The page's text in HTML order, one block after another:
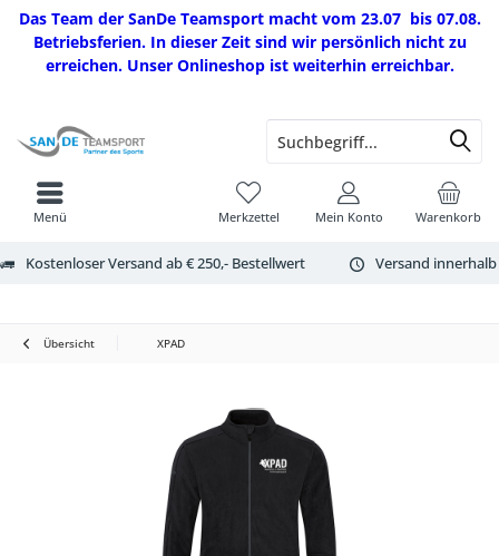
Das Team der SanDe Teamsport macht vom 23.07 bis 07.08.
Betriebsferien. In dieser Zeit sind wir persönlich nicht zu
erreichen. Unser Onlineshop ist weiterhin erreichbar.
Kostenloser Versand ab € 250,- Bestellwert Versand
Warenkorb
Merkzettel Mein Konto
Menü
Übersicht XPAD